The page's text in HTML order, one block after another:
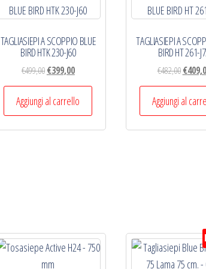
TAGLIASIEPI A SCOPPIO BLUE
BIRD HTK 230-J60
€499,00Il
prezzo
originale
era:
€499,00.
€399,00Il
prezzo
attuale
è:
€399,00.
Aggiungi al carrello
TAGLIASIEPI A
BIRD HT 261-
€482,00 Il
prezzo
era:
€
Aggiungi al